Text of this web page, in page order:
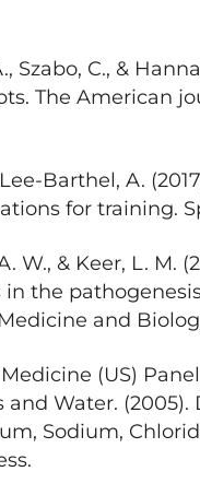
Szabo, C., &
The American
Lee-Barthel, A.
for training.
W., & Keer, L. M.
in the
and
(US)
and Water.
Sodium,